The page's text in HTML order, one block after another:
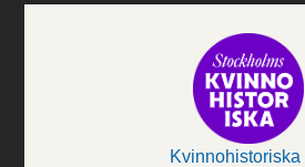
Kvinnohistoriska